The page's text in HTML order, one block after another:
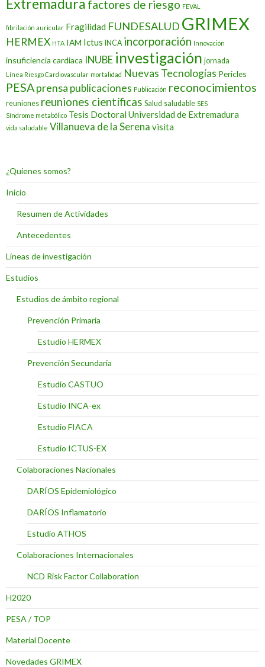
Extremadura factores de riesgo FEVAL
fibrilación auricular Fragilidad FUNDESALUD GRIMEX
HERMEX HTA IAM Ictus INCA incorporación Innovación
insuficiencia cardiaca INUBE investigación jornada
Línea Riesgo Cardiovascular mortalidad Nuevas Tecnologías Pericles
PESAprensa publicaciones Publicación reconocimientos
reuniones reuniones científicas Salud saludable SES
Síndrome metabólico Tesis Doctoral Universidad de Extremadura
vida saludable Villanueva de la Serena visita
¿Quienes somos?
Inicio
Resumen de Actividades
Antecedentes
Líneas de investigación
Estudios
Estudios de ámbito regional
Prevención Primaria
Estudio HERMEX
Prevención Secundaria
Estudio CASTUO
Estudio INCA-ex
Estudio FIACA
Estudio ICTUS-EX
Colaboraciones Nacionales
DARÍOS Epidemiológico
DARÍOS Inflamatorio
Estudio ATHOS
Colaboraciones Internacionales
NCD Risk Factor Collaboration
H2020
PESA / TOP
Material Docente
Novedades GRIMEX